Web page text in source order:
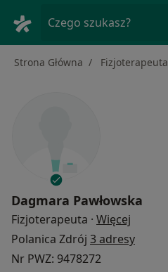
Czego szukasz?
Strona Główna Fizjoterapeuta
Dagmara Pawłowska
Fizjoterapeuta · Więcej
Polanica Zdrój 3 adresy
Nr PWZ: 9478272